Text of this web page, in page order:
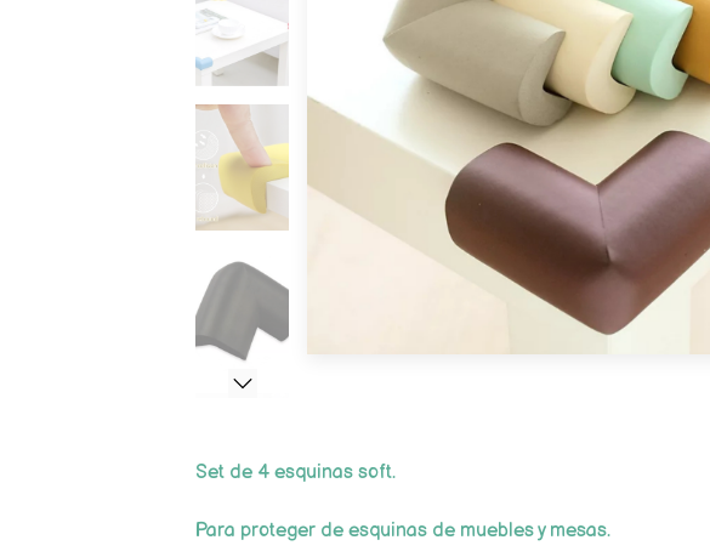
Set de 4 esquinas soft.
Para proteger de esquinas de muebles y mesas.